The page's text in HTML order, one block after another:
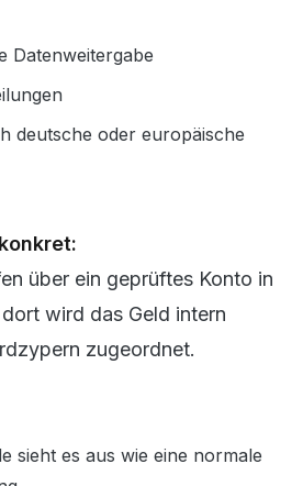
Datenweitergabe
deutsche oder europäische
über ein geprüftes Konto in
wird das Geld intern
zugeordnet.
sieht es aus wie eine normale